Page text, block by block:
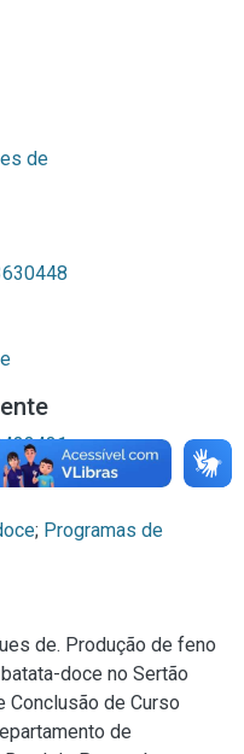
de
; Programas de
de. Produção de feno
doce no Sertão
Conclusão de Curso
de